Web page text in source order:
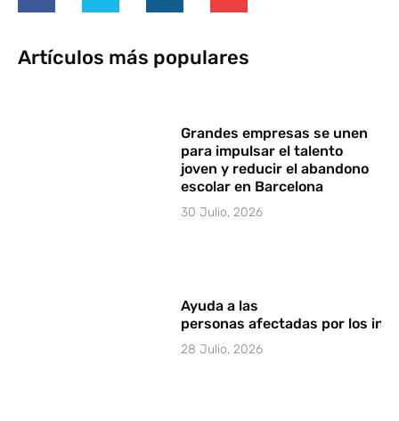
Artículos más populares
Grandes empresas se unen
para impulsar el talento
joven y reducir el abandono
escolar en Barcelona
30 Julio, 2026
Ayuda a las
personas afectadas por los
28 Julio, 2026